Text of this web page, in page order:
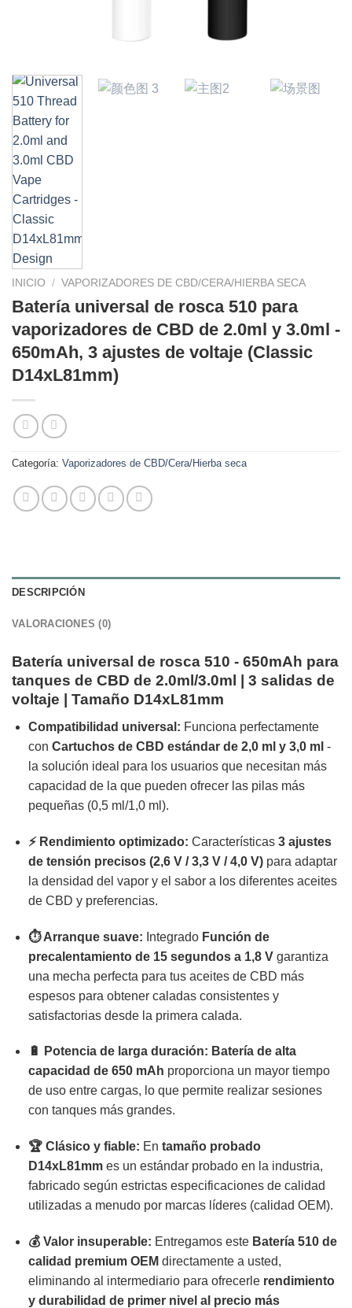
INICIO / VAPORIZADORES DE CBD/CERA/HIERBA SECA
Batería universal de rosca 510 para
vaporizadores de CBD de 2.0ml y 3.0ml -
650mAh, 3 ajustes de voltaje (Classic
D14xL81mm)
Categoría: Vaporizadores de CBD/Cera/Hierba seca
DESCRIPCIÓN
VALORACIONES (0)
Batería universal de rosca 510 - 650mAh para
tanques de CBD de 2.0ml/3.0ml | 3 salidas de
voltaje | Tamaño D14xL81mm
Compatibilidad universal: Funciona perfectamente
con Cartuchos de CBD estándar de 2,0 ml y 3,0 ml -
la solución ideal para los usuarios que necesitan más
capacidad de la que pueden ofrecer las pilas más
pequeñas (0,5 ml/1,0 ml).
⚡ Rendimiento optimizado: Características 3 ajustes
de tensión precisos (2,6 V / 3,3 V / 4,0 V)para adaptar
la densidad del vapor y el sabor a los diferentes aceites
de CBD y preferencias.
⏱️ Arranque suave: Integrado Función de
precalentamiento de 15 segundos a 1,8 Vgarantiza
una mecha perfecta para tus aceites de CBD más
espesos para obtener caladas consistentes y
satisfactorias desde la primera calada.
🔋 Potencia de larga duración: Batería de alta
capacidad de 650 mAh proporciona un mayor tiempo
de uso entre cargas, lo que permite realizar sesiones
con tanques más grandes.
🏆 Clásico y fiable: En tamaño probado
D14xL81mmes un estándar probado en la industria,
fabricado según estrictas especificaciones de calidad
utilizadas a menudo por marcas líderes (calidad OEM).
💰 Valor insuperable: Entregamos este Batería 510 de
calidad premium OEM directamente a usted,
eliminando al intermediario para ofrecerle rendimiento
y durabilidad de primer nivel al precio más